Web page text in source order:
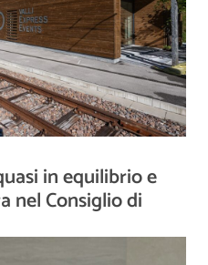
in equilibrio e
nel Consiglio di